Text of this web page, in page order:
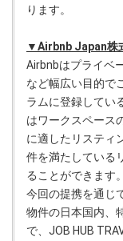
ります。
▼Airbnb Japan株
Airbnbはプライベ
など幅広い目的で
ラムに登録してい
はワークスペース
に適したリスティ
件を満たしている
ることができます。
今回の提携を通じ
物件の日本国内、
で、JOB HUB